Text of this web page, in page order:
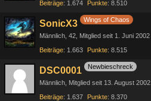
Beiträge 1.674 Punkte 8.510
SonicX3 Wings of Chaos
Männlich 42 Mitglied seit 1. Juni 2002
Beiträge 1.663 Punkte 8.515
DSC0001 Newbieschreck
Männlich Mitglied seit 13. August 2002
Beiträge 1.637 Punkte 8.370